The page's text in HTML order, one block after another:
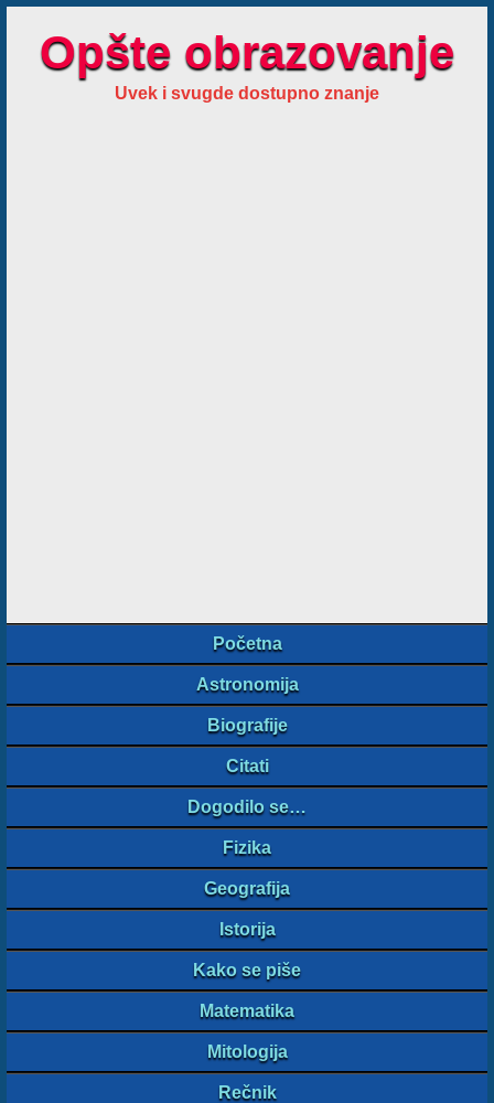
Opšte obrazovanje
Uvek i svugde dostupno znanje
Početna
Astronomija
Biografije
Citati
Dogodilo se…
Fizika
Geografija
Istorija
Kako se piše
Matematika
Mitologija
Rečnik